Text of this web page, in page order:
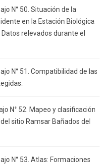
N° 50. Situación de la
en la Estación Biológica
relevados durante el
N° 51. Compatibilidad de las
N° 52. Mapeo y clasificación
sitio Ramsar Bañados del
N° 53. Atlas: Formaciones